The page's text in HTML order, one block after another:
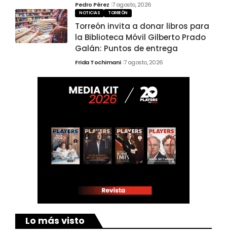
Pedro Pérez 7 agosto, 2026
NOTICIAS TORREÓN
Torreón invita a donar libros para
la Biblioteca Móvil Gilberto Prado
Galán: Puntos de entrega
Frida Tochimani 7 agosto, 2026
Lo más visto